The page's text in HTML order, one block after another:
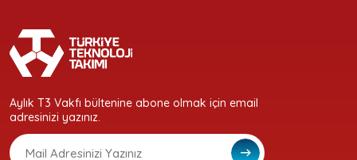
Aylık T3 Vakfı bültenine abone olmak için email
adresinizi yazınız.